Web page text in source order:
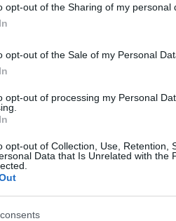
opt-out of the Sharing of my personal
opt-out of the Sale of my Personal
opt-out of processing my Personal
opt-out of Collection, Use, Retention,
Data that Is Unrelated with the
a STRAND Fesztivál
a Balaton partján három napon át
bejelentett fellépők között
A közönség számára
vonzóvá tenni a sátrazást és a
elemében a kedvenc tavunkról szól
várják a vendégeket azon a
A két nagyszínpad létrejöttét a hazai
itthon már megtöltik a legnagyobb